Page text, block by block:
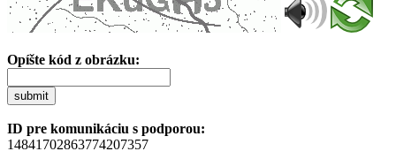
Opíšte kód z obrázku:
submit
ID pre komunikáciu s podporou:
14841702863774207357